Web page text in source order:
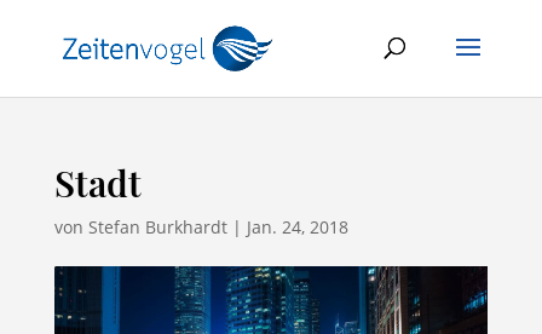
Stadt
von Stefan Burkhardt| Jan. 24, 2018